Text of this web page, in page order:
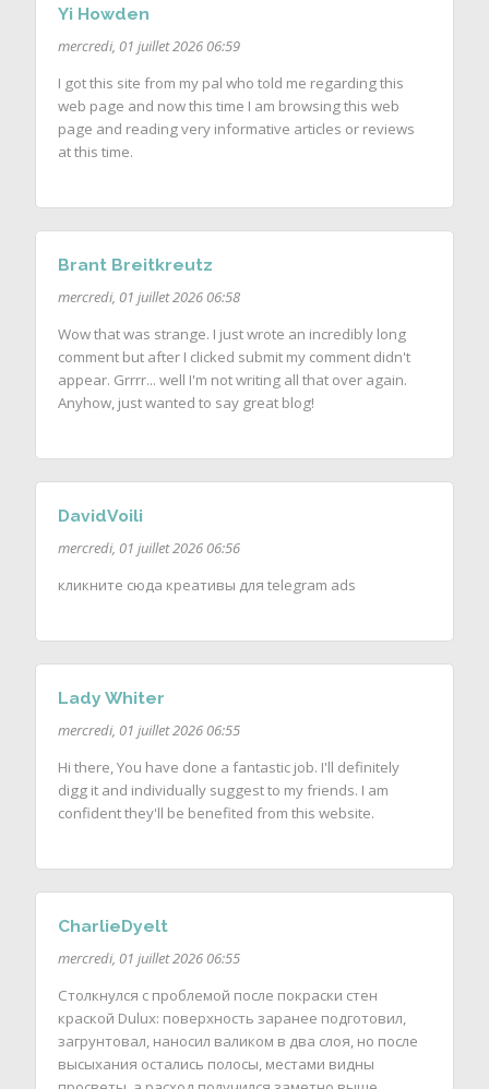
Yi Howden
mercredi, 01 juillet 2026 06:59
I got this site from my pal who told me regarding this
web page and now this time I am browsing this web
page and reading very informative articles or reviews
at this time.
Brant Breitkreutz
mercredi, 01 juillet 2026 06:58
Wow that was strange. I just wrote an incredibly long
comment but after I clicked submit my comment didn't
appear. Grrrr... well I'm not writing all that over again.
Anyhow, just wanted to say great blog!
DavidVoili
mercredi, 01 juillet 2026 06:56
кликните сюда креативы для telegram ads
Lady Whiter
mercredi, 01 juillet 2026 06:55
Hi there, You have done a fantastic job. I'll definitely
digg it and individually suggest to my friends. I am
confident they'll be benefited from this website.
CharlieDyelt
mercredi, 01 juillet 2026 06:55
Столкнулся с проблемой после покраски стен
краской Dulux: поверхность заранее подготовил,
загрунтовал, наносил валиком в два слоя, но после
высыхания остались полосы, местами видны